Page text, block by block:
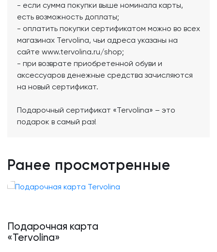
- если сумма покупки выше номинала карты,
есть возможность доплаты;
- оплатить покупки сертификатом можно во всех
магазинах Tervolina, чьи адреса указаны на
сайте www.tervolina.ru/shop;
- при возврате приобретенной обуви и
аксессуаров денежные средства зачисляются
на новый сертификат.
Подарочный сертификат «Tervolina» – это
подарок в самый раз!
Ранее просмотренные
Подарочная карта
«Tervolina»